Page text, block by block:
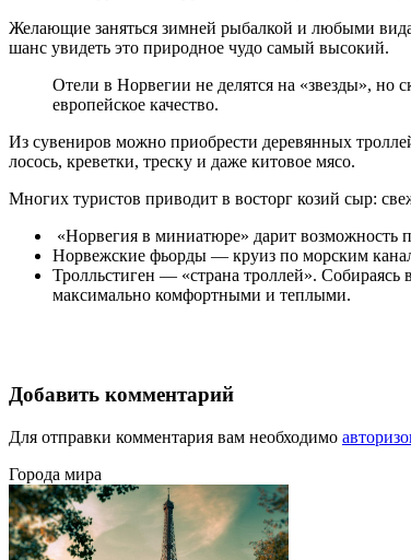
Желающие заняться зимней рыбалкой и любыми
шанс увидеть это природное чудо самый высокий.
Отели в Норвегии не делятся на «звезды», но
европейское качество.
Из сувениров можно приобрести деревянных
лосось, креветки, треску и даже китовое мясо.
Многих туристов приводит в восторг козий сыр:
«Норвегия в миниатюре» дарит возможность
Норвежские фьорды — круиз по морским
Тролльстиген — «страна троллей».
максимально комфортными и теплыми.
Добавить комментарий
Для отправки комментария вам необходимо
Города мира